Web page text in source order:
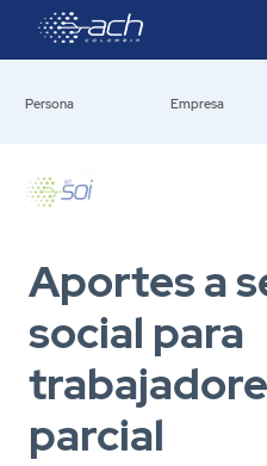
Saltar al contenido principal
Persona Empresa
Aportes a
social para
parcial